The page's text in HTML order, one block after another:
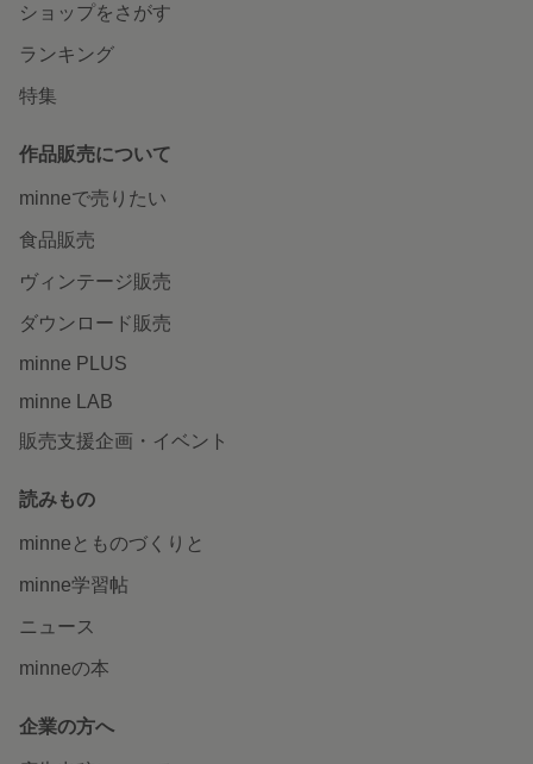
ショップをさがす
ランキング
特集
作品販売について
minneで売りたい
食品販売
ヴィンテージ販売
ダウンロード販売
minne PLUS
minne LAB
販売支援企画・イベント
読みもの
minneとものづくりと
minne学習帖
ニュース
minneの本
企業の方へ